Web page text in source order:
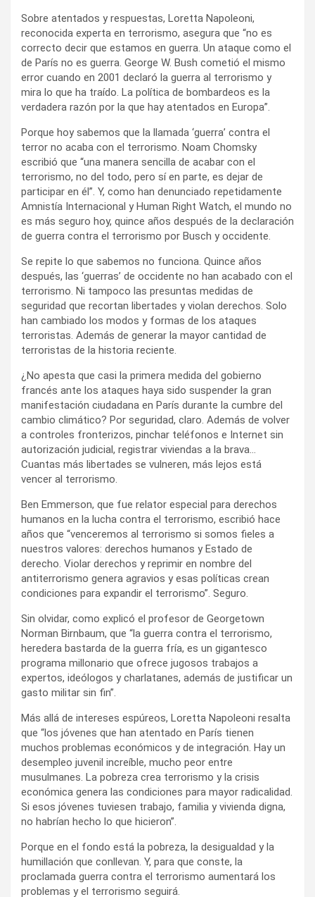
Sobre atentados y respuestas, Loretta Napoleoni,
reconocida experta en terrorismo, asegura que “no es
correcto decir que estamos en guerra. Un ataque como el
de París no es guerra. George W. Bush cometió el mismo
error cuando en 2001 declaró la guerra al terrorismo y
mira lo que ha traído. La política de bombardeos es la
verdadera razón por la que hay atentados en Europa”.
Porque hoy sabemos que la llamada ‘guerra’ contra el
terror no acaba con el terrorismo. Noam Chomsky
escribió que “una manera sencilla de acabar con el
terrorismo, no del todo, pero sí en parte, es dejar de
participar en él”. Y, como han denunciado repetidamente
Amnistía Internacional y Human Right Watch, el mundo no
es más seguro hoy, quince años después de la declaración
de guerra contra el terrorismo por Busch y occidente.
Se repite lo que sabemos no funciona. Quince años
después, las ‘guerras’ de occidente no han acabado con el
terrorismo. Ni tampoco las presuntas medidas de
seguridad que recortan libertades y violan derechos. Solo
han cambiado los modos y formas de los ataques
terroristas. Además de generar la mayor cantidad de
terroristas de la historia reciente.
¿No apesta que casi la primera medida del gobierno
francés ante los ataques haya sido suspender la gran
manifestación ciudadana en París durante la cumbre del
cambio climático? Por seguridad, claro. Además de volver
a controles fronterizos, pinchar teléfonos e Internet sin
autorización judicial, registrar viviendas a la brava…
Cuantas más libertades se vulneren, más lejos está
vencer al terrorismo.
Ben Emmerson, que fue relator especial para derechos
humanos en la lucha contra el terrorismo, escribió hace
años que “venceremos al terrorismo si somos fieles a
nuestros valores: derechos humanos y Estado de
derecho. Violar derechos y reprimir en nombre del
antiterrorismo genera agravios y esas políticas crean
condiciones para expandir el terrorismo”. Seguro.
Sin olvidar, como explicó el profesor de Georgetown
Norman Birnbaum, que “la guerra contra el terrorismo,
heredera bastarda de la guerra fría, es un gigantesco
programa millonario que ofrece jugosos trabajos a
expertos, ideólogos y charlatanes, además de justificar un
gasto militar sin fin”.
Más allá de intereses espúreos, Loretta Napoleoni resalta
que “los jóvenes que han atentado en París tienen
muchos problemas económicos y de integración. Hay un
desempleo juvenil increíble, mucho peor entre
musulmanes. La pobreza crea terrorismo y la crisis
económica genera las condiciones para mayor radicalidad.
Si esos jóvenes tuviesen trabajo, familia y vivienda digna,
no habrían hecho lo que hicieron”.
Porque en el fondo está la pobreza, la desigualdad y la
humillación que conllevan. Y, para que conste, la
proclamada guerra contra el terrorismo aumentará los
problemas y el terrorismo seguirá.